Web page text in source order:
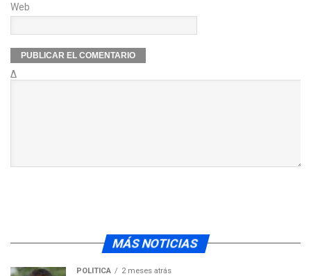
Web
Δ
MÁS NOTICIAS
POLÍTICA 2 meses atrás